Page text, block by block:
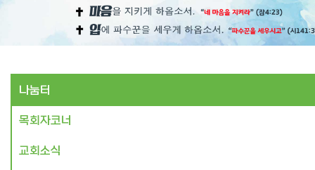
나눔터
목회자코너
교회소식